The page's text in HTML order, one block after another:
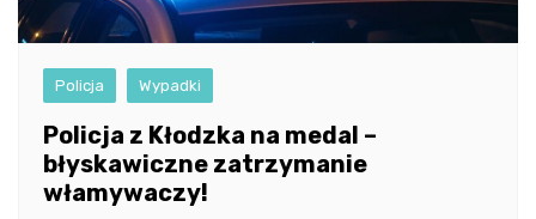
Policja Wypadki
Policja z Kłodzka na medal –
błyskawiczne zatrzymanie
włamywaczy!